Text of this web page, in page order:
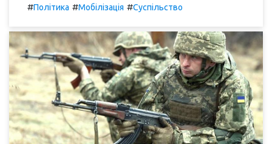
#Політика #Мобілізація #Суспільство